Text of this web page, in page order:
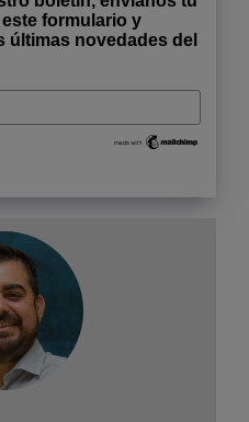
formulario y
últimas novedades del